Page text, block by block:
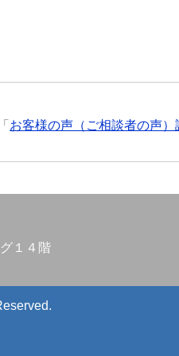
お客様の声（ご相談者の声）
１４階